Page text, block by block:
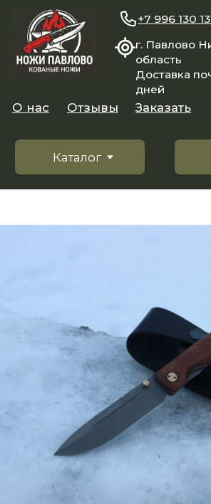
область
Доставка почтой и Сдэк от 3
Поиск
Каталог
Заказать
+7 996 130 131 1